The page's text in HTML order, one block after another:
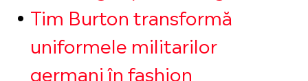
Tim Burton transformă
uniformele militarilor
germani în fashion